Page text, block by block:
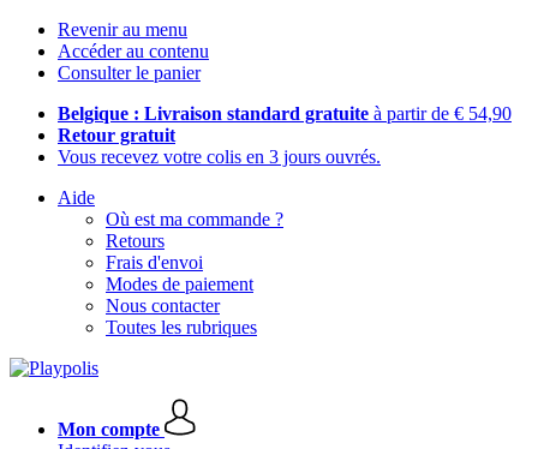
Revenir au menu
Accéder au contenu
Consulter le panier
Belgique : Livraison standard gratuite à partir de € 54,90
Retour gratuit
Vous recevez votre colis en 3 jours ouvrés.
Aide
Où est ma commande ?
Retours
Frais d'envoi
Modes de paiement
Nous contacter
Toutes les rubriques
Mon compte